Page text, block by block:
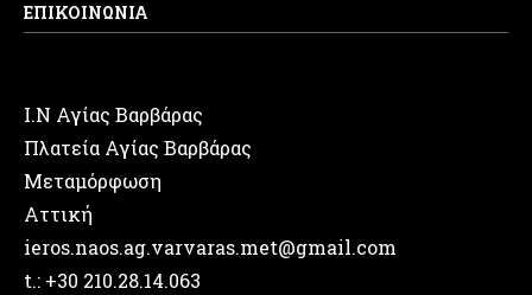
ΕΠΙΚΟΙΝΩΝΙΑ
Ι.Ν Αγίας Βαρβάρας
Πλατεία Αγίας Βαρβάρας
Μεταμόρφωση
Αττική
ieros.naos.ag.varvaras.met@gmail.com
t.: +30 210.28.14.063